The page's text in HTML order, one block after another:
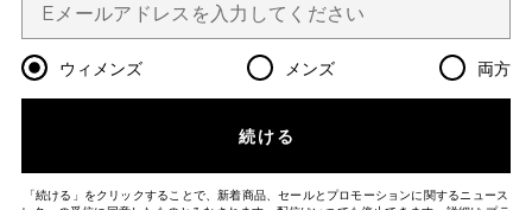
Hand Held Bucket Bag in Tan
Change Country Regions
ja USD
改善にご協力ください！
ウィメンズ メンズ 両方
続ける
「続ける」をクリックすることで、新着商品、セールとプロモーションに関するニュース